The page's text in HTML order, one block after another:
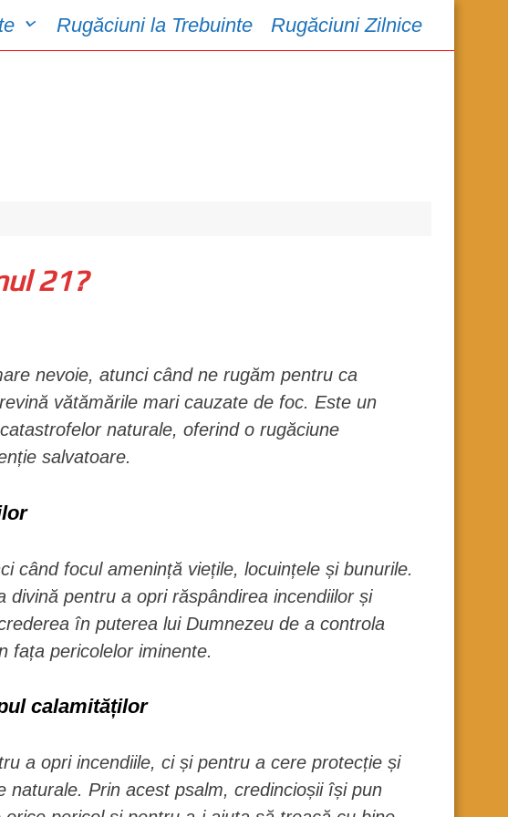
Rugăciuni la Trebuinte Rugăciuni Zilnice
21?
nevoie, atunci când ne rugăm pentru ca
vătămările mari cauzate de foc. Este un
naturale, oferind o rugăciune
salvatoare.
când focul amenință viețile, locuințele și bunurile.
pentru a opri răspândirea incendiilor și
în puterea lui Dumnezeu de a controla
fața pericolelor iminente.
calamităților
a opri incendiile, ci și pentru a cere protecție și
Prin acest psalm, credincioșii își pun